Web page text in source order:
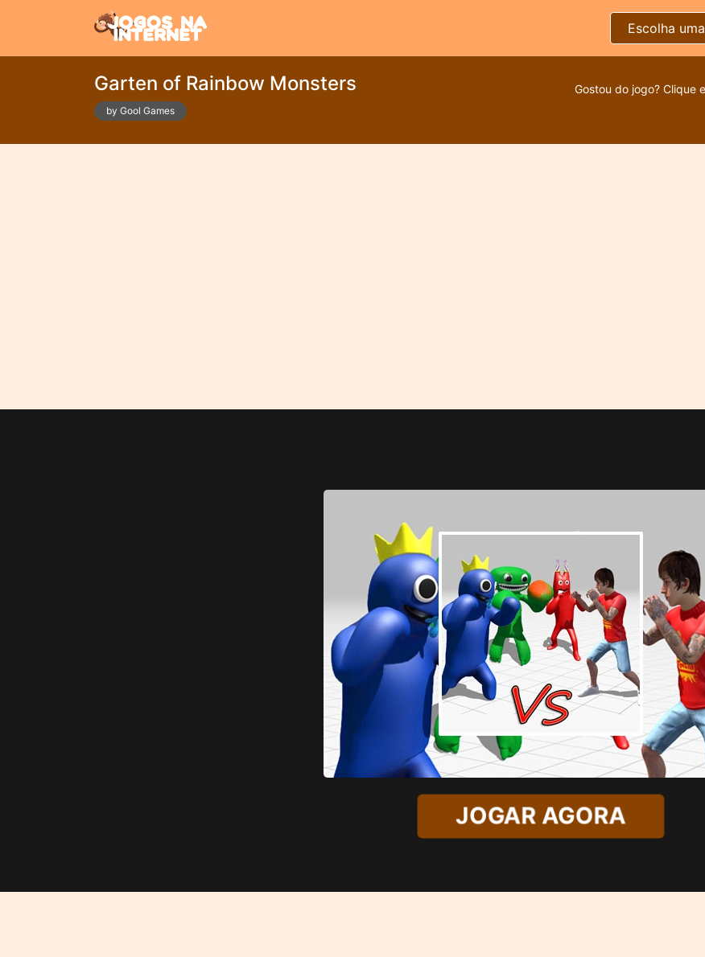
Escolha
Garten of Rainbow Monsters
by Gool Games
Gostou do jogo? Clique
JOGAR AGORA